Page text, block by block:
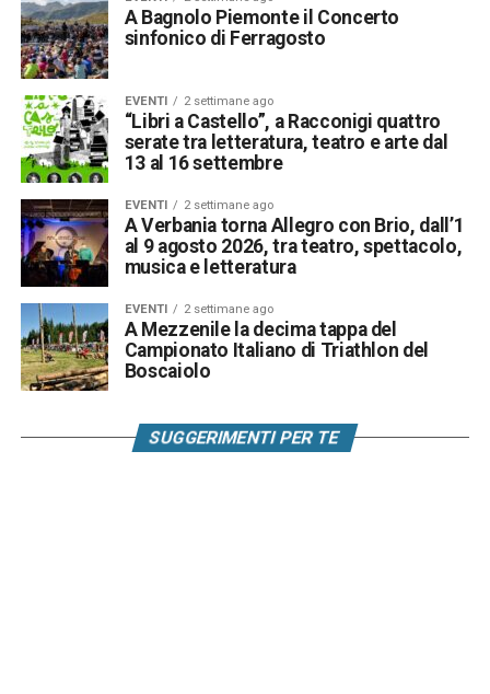
A Bagnolo Piemonte il Concerto
sinfonico di Ferragosto
EVENTI 2 settimane ago
“Libri a Castello”, a Racconigi quattro
serate tra letteratura, teatro e arte dal
13 al 16 settembre
EVENTI 2 settimane ago
A Verbania torna Allegro con Brio, dall’1
al 9 agosto 2026, tra teatro, spettacolo,
musica e letteratura
EVENTI 2 settimane ago
A Mezzenile la decima tappa del
Campionato Italiano di Triathlon del
Boscaiolo
SUGGERIMENTI PER TE